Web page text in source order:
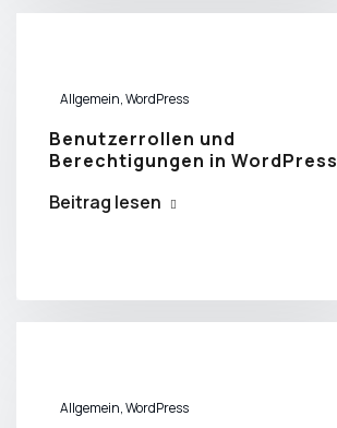
Allgemein,WordPress
Benutzerrollen und
Berechtigungen in WordPress
Beitrag lesen
Allgemein,WordPress